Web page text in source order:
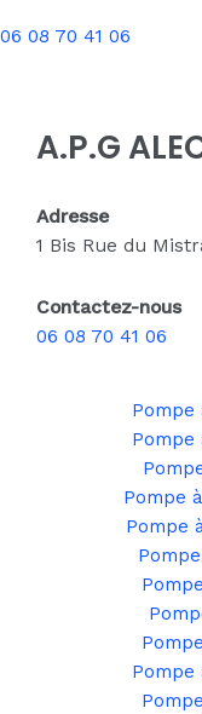
06 08 70 41 06
A.P.G
Adresse
1 Bis Rue du
Contactez-nous
06 08 70 41 06
Pompe
Pompe
Pompe